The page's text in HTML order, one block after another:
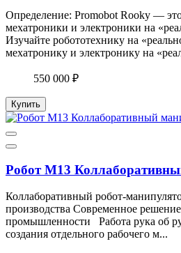
Определение: Promobot Rooky —
мехатроники и электроники на
Изучайте робототехнику на
мехатронику и электронику на
550 000 ₽
Купить
Робот М13
Коллаборативный робот-
производства Современное
промышленности Работа рука об
создания отдельного рабочего м...